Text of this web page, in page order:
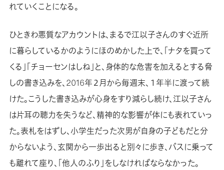
れていくことになる。
ひときわ悪質なアカウントは、まるで江以子さんのすぐ近所
に暮らしているかのようにほのめかした上で、「ナタを買って
くる」「チョーセンはしね」と、身体的な危害を加えるとする脅
しの書き込みを、2016年２月から毎週末、１年半に渡って続
けた。こうした書き込みが心身をすり減らし続け、江以子さん
は片耳の聴力を失うなど、精神的な影響が体にも表れていっ
た。表札をはずし、小学生だった次男が自身の子どもだと分
からないよう、玄関から一歩出ると別々に歩き、バスに乗って
も離れて座り、「他人のふり」をしなければならなかった。